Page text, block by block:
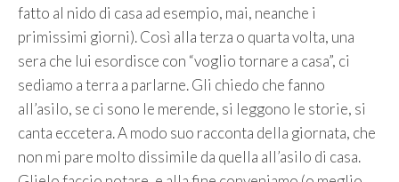
fatto al nido di casa ad esempio, mai, neanche i
primissimi giorni). Così alla terza o quarta volta, una
sera che lui esordisce con “voglio tornare a casa”, ci
sediamo a terra a parlarne. Gli chiedo che fanno
all’asilo, se ci sono le merende, si leggono le storie, si
canta eccetera. A modo suo racconta della giornata, che
non mi pare molto dissimile da quella all’asilo di casa.